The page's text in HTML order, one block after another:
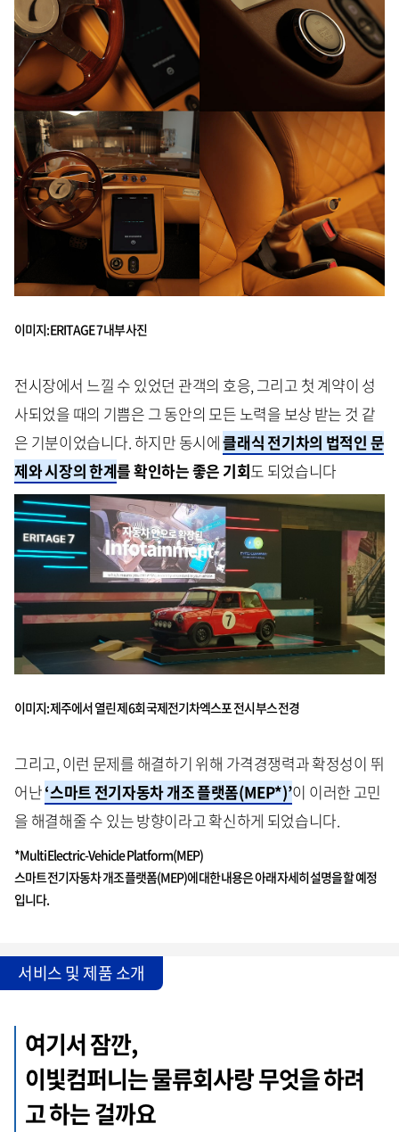
이미지: ERITAGE 7 내부 사진
전시장에서 느낄 수 있었던 관객의 호응, 그리고 첫 계약이 성
사되었을 때의 기쁨은 그 동안의 모든 노력을 보상 받는 것 같
은 기분이었습니다. 하지만 동시에클래식 전기차의 법적인 문
제와 시장의 한계를 확인하는 좋은 기회도 되었습니다
이미지: 제주에서 열린 제 6회 국제전기차엑스포 전시 부스 전경
그리고, 이런 문제를 해결하기 위해 가격경쟁력과 확정성이 뛰
어난‘스마트 전기자동차 개조 플랫폼(MEP*)’이 이러한 고민
을 해결해줄 수 있는 방향이라고 확신하게 되었습니다.
*Multi Electric-Vehicle Platform(MEP)
스마트 전기자동차 개조 플랫폼(MEP)에 대한 내용은 아래 자세히 설명을 할 예정
입니다.
서비스 및 제품 소개
여기서 잠깐,
이빛컴퍼니는 물류회사랑 무엇을 하려
고 하는 걸까요